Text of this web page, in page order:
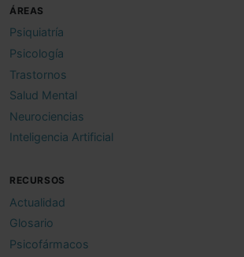
ÁREAS
Psiquiatría
Psicología
Trastornos
Salud Mental
Neurociencias
Inteligencia Artificial
RECURSOS
Actualidad
Glosario
Psicofármacos